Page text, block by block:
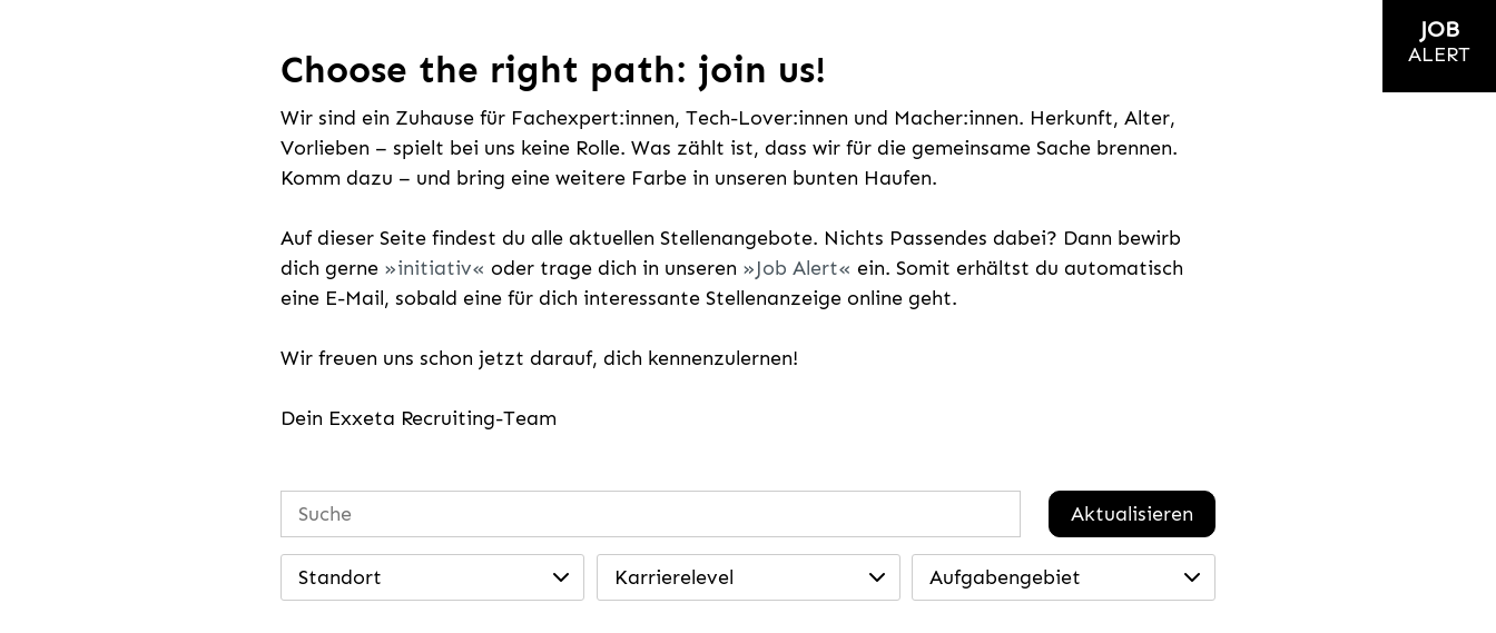
Choose the right path: join us!
Wir sind ein Zuhause für Fachexpert:innen, Tech-Lover:innen und Macher:innen. Herkunft, Alter,
Vorlieben – spielt bei uns keine Rolle. Was zählt ist, dass wir für die gemeinsame Sache brennen.
Komm dazu – und bring eine weitere Farbe in unseren bunten Haufen.
Auf dieser Seite findest du alle aktuellen Stellenangebote. Nichts Passendes dabei? Dann bewirb
dich gerne
initiativ oder trage dich in unseren Job Alert
ein. Somit erhältst du automatisch
eine E-Mail, sobald eine für dich interessante Stellenanzeige online geht.
Wir freuen uns schon jetzt darauf, dich kennenzulernen!
Dein Exxeta Recruiting-Team
Aktualisieren
Standort Karrierelevel Aufgabengebiet
JOB
ALERT